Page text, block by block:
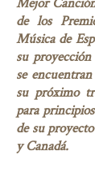
de los
Música de
su
se
su próximo
para
de su
y Canadá.